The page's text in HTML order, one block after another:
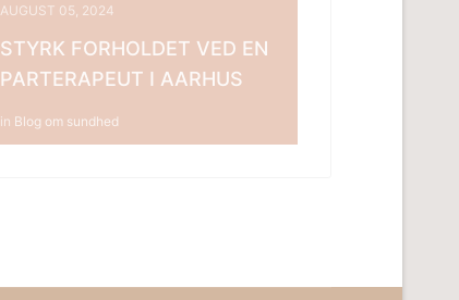
AUGUST 05, 2024
STYRK FORHOLDET VED EN
PARTERAPEUT I AARHUS
in Blog om sundhed